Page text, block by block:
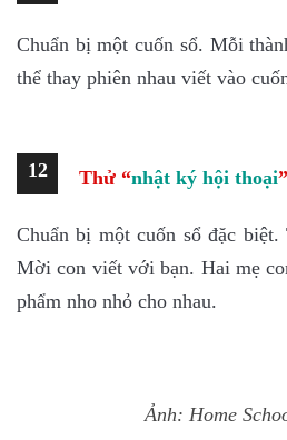
Chuẩn bị một cuốn sổ. Mỗi
thể thay phiên nhau viết vào
12 Thử “nhật ký hội thoại
Chuẩn bị một cuốn sổ đặc
Mời con viết với bạn. Hai mẹ
phẩm nho nhỏ cho nhau.
Ảnh: Home